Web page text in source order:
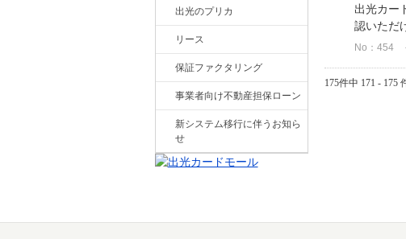
出光のプリカ
リース
保証ファクタリング
事業者向け不動産担保ローン
新システム移行に伴うお知ら
せ
出光カー
認いただ
No：454
175件中 171 - 175